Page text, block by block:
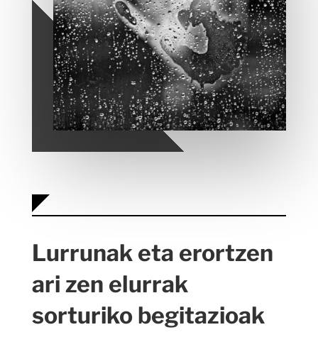
Lurrunak eta erortzen
ari zen elurrak
sorturiko begitazioak